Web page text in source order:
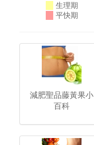
生理期
平快期
減肥聖品藤黃果小
百科